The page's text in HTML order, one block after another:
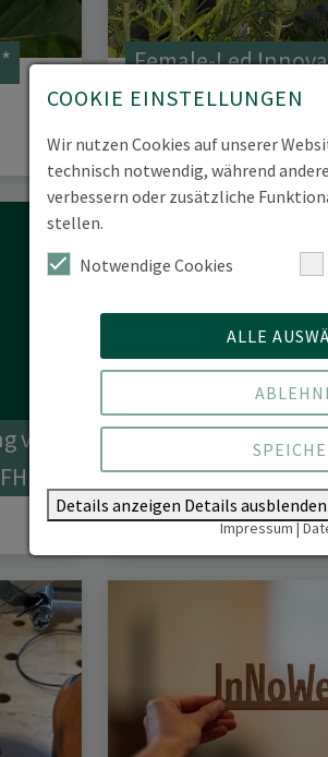
Female-Led
Agriculture and
2023 - 2025
von
InnoForESt
2017 - 2020
COOKIE EINSTELLUNGEN
Wir nutzen Cookies auf unserer
technisch notwendig, während
verbessern oder zusätzliche
stellen.
Notwendige Cookies
ALLE
Details anzeigen Details ausblenden
Impressum|